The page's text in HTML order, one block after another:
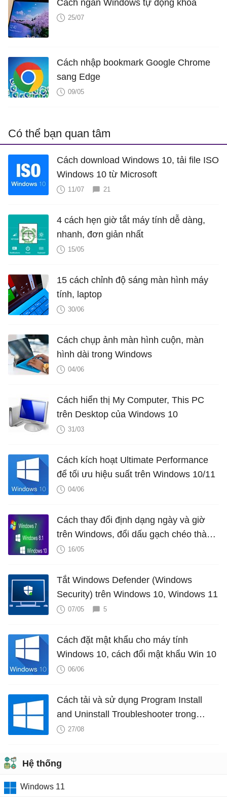
Cách ngăn Windows tự động khóa
25/07
Cách nhập bookmark Google Chrome
sang Edge
09/05
Có thể bạn quan tâm
Cách download Windows 10, tải file ISO
Windows 10 từ Microsoft
11/07 21
4 cách hẹn giờ tắt máy tính dễ dàng,
nhanh, đơn giản nhất
15/05
15 cách chỉnh độ sáng màn hình máy
tính, laptop
30/06
Cách chụp ảnh màn hình cuộn, màn
hình dài trong Windows
04/06
Cách hiển thị My Computer, This PC
trên Desktop của Windows 10
31/03
Cách kích hoạt Ultimate Performance
để tối ưu hiệu suất trên Windows 10/11
04/06
Cách thay đổi định dạng ngày và giờ
trên Windows, đổi dấu gạch chéo thành
dấu chấm
16/05
Tắt Windows Defender (Windows
Security) trên Windows 10, Windows 11
07/05 5
Cách đặt mật khẩu cho máy tính
Windows 10, cách đổi mật khẩu Win 10
06/06
Cách tải và sử dụng Program Install
and Uninstall Troubleshooter trong
Windows
27/08
Hệ thống
Windows 11